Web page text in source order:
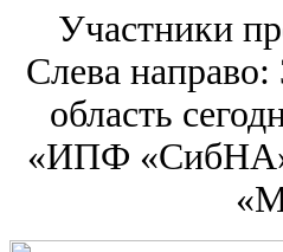
Участники
Слева
область
«ИПФ